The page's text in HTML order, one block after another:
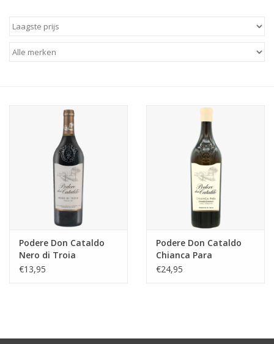
Podere Don Cataldo
Nero di Troia
€13,95
Podere Don Cataldo
Chianca Para
Chardonnay
€24,95